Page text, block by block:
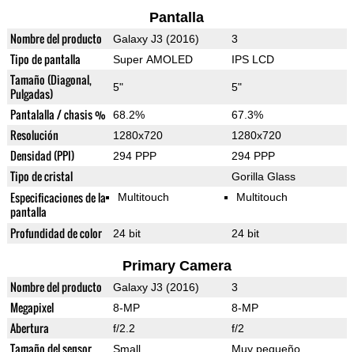
Pantalla
Nombre del producto Galaxy J3 (2016) 3
Tipo de pantalla Super AMOLED IPS LCD
Tamaño (Diagonal,
Pulgadas)
5" 5"
Pantalalla / chasis % 68.2% 67.3%
Resolución 1280x720 1280x720
Densidad (PPI) 294 PPP 294 PPP
Tipo de cristal Gorilla Glass
Especificaciones de la
pantalla
Multitouch Multitouch
Profundidad de color 24 bit 24 bit
Primary Camera
Nombre del producto Galaxy J3 (2016) 3
Megapixel 8-MP 8-MP
Abertura f/2.2 f/2
Tamaño del sensor Small Muy pequeño